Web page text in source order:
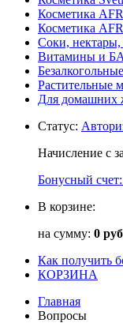
Косметика
Косметика
Соки, нектары,
Витамины и
Растительные
Для домашних
Статус:
Начисление с
Бонусный счет:
В корзине:
на сумму: 0 руб
Как получить
КОРЗИНА
Главная
Вопросы